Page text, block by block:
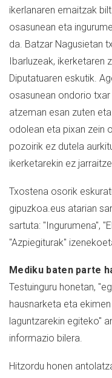
ikerlanaren emaitzak
osasunean eta
da. Batzar Nagusietan
Ibarluzeak, ikerketaren
Diputatuaren eskutik.
osasunean ondorio
atzeman esan zuten
odolean eta pixan zein
pozoirik ez dutela
ikerketarekin ez
Txostena osorik
gipuzkoa.eus atarian
sartuta: "Ingurumena",
"Azpiegiturak"
Mediku baten parte
Testuinguru honetan,
hausnarketa eta
laguntzarekin egiteko"
informazio bilera.
Hitzordu honen